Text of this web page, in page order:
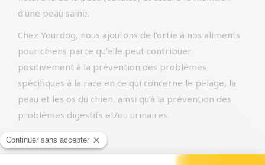
d’une peau saine.
Chez Yourdog, nous ajoutons de l’ortie à nos aliments
pour chiens parce qu’elle peut contribuer
positivement à la prévention des problèmes
spécifiques à la race en ce qui concerne le pelage, la
peau et les os du chien, ainsi qu’à la prévention des
problèmes digestifs et/ou urinaires.
Banane
Le bananier pousse dans les régions tropicales où les